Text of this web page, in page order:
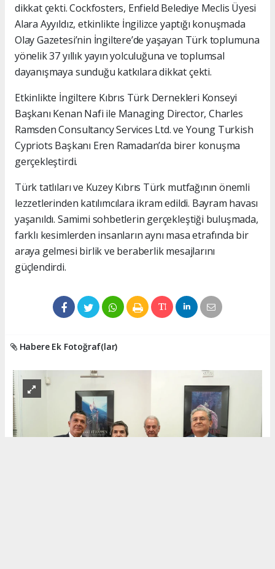
dikkat çekti. Cockfosters, Enfield Belediye Meclis Üyesi
Alara Ayyıldız, etkinlikte İngilizce yaptığı konuşmada
Olay Gazetesi’nin İngiltere’de yaşayan Türk toplumuna
yönelik 37 yıllık yayın yolculuğuna ve toplumsal
dayanışmaya sunduğu katkılara dikkat çekti.
Etkinlikte İngiltere Kıbrıs Türk Dernekleri Konseyi
Başkanı Kenan Nafi ile Managing Director, Charles
Ramsden Consultancy Services Ltd. ve Young Turkish
Cypriots Başkanı Eren Ramadan’da birer konuşma
gerçekleştirdi.
Türk tatlıları ve Kuzey Kıbrıs Türk mutfağının önemli
lezzetlerinden katılımcılara ikram edildi. Bayram havası
yaşanıldı. Samimi sohbetlerin gerçekleştiği buluşmada,
farklı kesimlerden insanların aynı masa etrafında bir
araya gelmesi birlik ve beraberlik mesajlarını
güçlendirdi.
Habere Ek Fotoğraf(lar)